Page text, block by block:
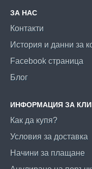
ЗА НАС
Контакти
История и данни за
Facebook страница
Блог
ИНФОРМАЦИЯ ЗА
Как да купя?
Условия за доставка
Начини за плащане